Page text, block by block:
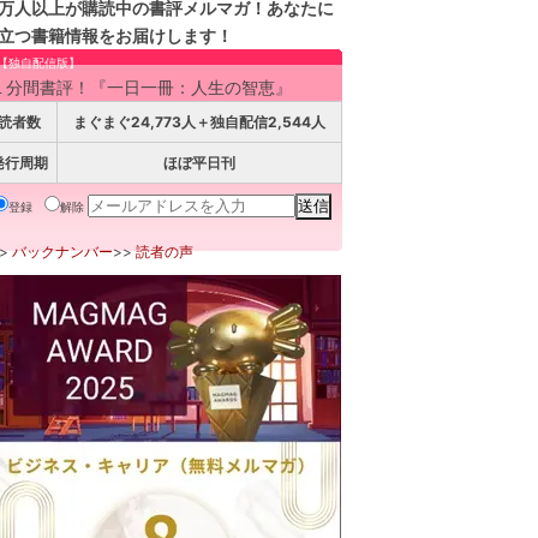
人以上が購読中の書評メルマガ！あなたに
つ書籍情報をお届けします！
独自配信版】
分間書評！『一日一冊：人生の智恵』
者数 まぐまぐ24,773人＋独自配信2,544人
行周期 ほぼ平日刊
登録 解除
バックナンバー>>読者の声